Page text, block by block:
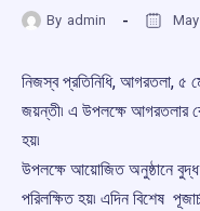
By admin
নিজস্ব প্রতিনিধি, আগরতলা, ৫
জয়ন্তী৷ এ উপলক্ষে আগরতলার
হয়৷
উপলক্ষে আয়োজিত অনুষ্ঠানে বুদ্ধ
পরিলক্ষিত হয়৷ এদিন বিশেষ